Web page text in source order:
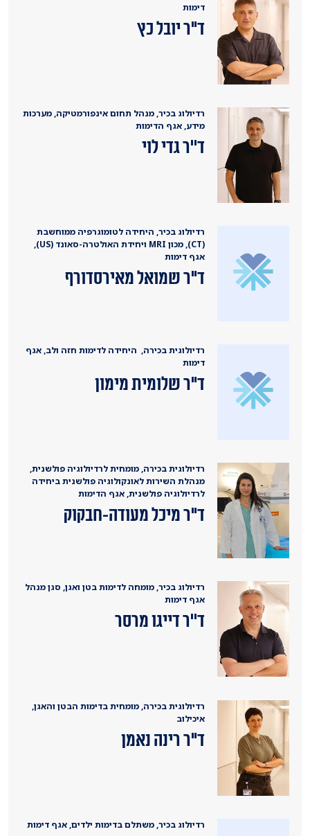
דימות
ד"ר יובל כץ
רדיולוג בכיר, מנהל תחום אינפורמטיקה, מערכות
מידע, אגף הדימות
ד''ר גדי לוי
רדיולוג בכיר, היחידה לטומוגרפיה ממוחשבת
(CT), מכון MRI ויחידת האולטרה-סאונד (US),
אגף דימות
ד"ר שמואל מאירסדורף
רדיולוגית בכירה, היחידה לדימות חזה ולב, אגף
דימות
ד"ר שלומית מימון
רדיולוגית בכירה, מומחית לרדיולוגיה פולשנית,
מנהלת השירות לאונקולוגיה פולשנית ביחידה
לרדיולוגיה פולשנית, אגף הדימות
ד"ר מיכל מעודה-חבקוק
רדיולוג בכיר, מומחה לדימות בטן ואגן, סגן מנהל
אגף דימות
ד''ר דייגו מרסר
רדיולוגית בכירה, מומחית בדימות הבטן והאגן,
איכילוב
ד"ר רינה נאמן
רדיולוג בכיר, משתלם בדימות ילדים, אגף דימות